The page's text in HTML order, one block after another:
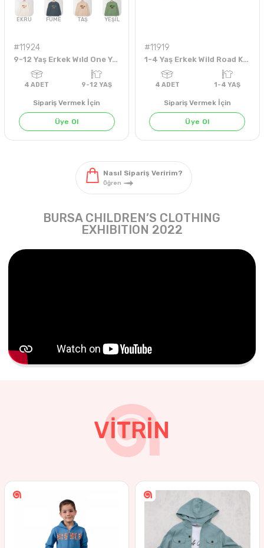
TAŞ
#11924
9-12 Yaş Erkek Wıld One Yazılı Sweat
Sipariş Vermek İçin
Üye Ol
#11919
1-4 Yaş Erkek Wild Road Köpek Baskılı Sweat
ADET
Sipariş Vermek İçin
Üye Ol
Nasıl Sipariş Veririm?
Öğren
BURSA CHILDREN’S CLOTHING
EXHIBITION 2022
VİTRİN